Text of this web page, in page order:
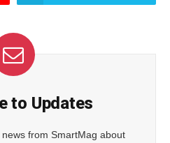
to Updates
from SmartMag about